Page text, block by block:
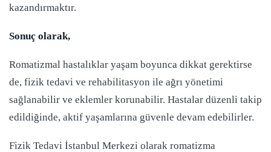
kazandırmaktır.
Sonuç olarak,
Romatizmal hastalıklar yaşam boyunca dikkat gerektirse
de, fizik tedavi ve rehabilitasyon ile ağrı yönetimi
sağlanabilir ve eklemler korunabilir. Hastalar düzenli takip
edildiğinde, aktif yaşamlarına güvenle devam edebilirler.
Fizik Tedavi İstanbul Merkezi olarak romatizma